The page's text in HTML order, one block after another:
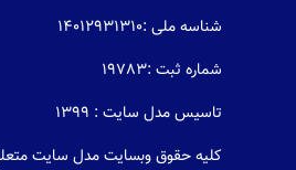
شناسه ملی :14012931310
شماره ثبت :19783
تاسیس مدل سایت : 1399
کلیه حقوق وبسایت مدل سایت